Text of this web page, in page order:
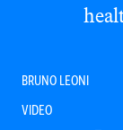
BRUNO LEONI
VIDEO